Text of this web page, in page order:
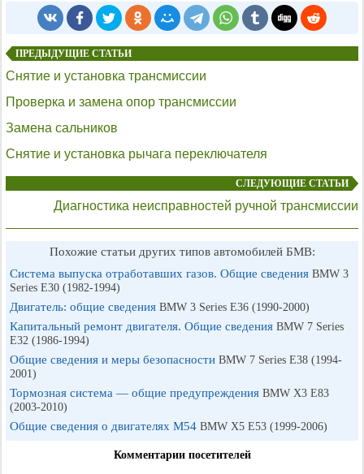
ПРЕДЫДУЩИЕ СТАТЬИ
Снятие и установка трансмиссии
Проверка и замена опор трансмиссии
Замена сальников
Снятие и установка рычага переключателя
СЛЕДУЮЩИЕ СТАТЬИ
Диагностика неисправностей ручной трансмиссии
Похожие статьи других типов автомобилей БМВ:
Система выпуска отработавших газов. Общие сведения BMW 3
Series E30 (1982-1994)
Двигатель: общие сведения BMW 3 Series E36 (1990-2000)
Капитальный ремонт двигателя. Общие сведения BMW 7 Series
E32 (1986-1994)
Общие сведения и меры безопасности BMW 7 Series E38 (1994-
2001)
Тормозная система — общие предупреждения BMW X3 E83
(2003-2010)
Общие сведения о двигателях М54 BMW X5 E53 (1999-2006)
Комментарии посетителей